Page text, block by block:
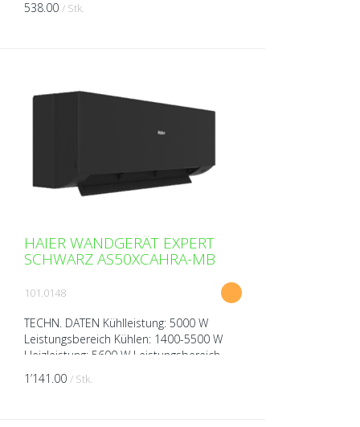
Aussengerät Breite: 805...
538.00 / Stk.
HAIER WANDGERÄT EXPERT
SCHWARZ AS50XCAHRA-MB
101.0148
TECHN. DATEN Kühlleistung: 5000 W
Leistungsbereich Kühlen: 1400-5500 W
Heizleistung: 5600 W Leistungsbereich
Heizen: 1700-6200 W Spannung: 230V
über Aussengerät Breite: 8...
1’141.00 / Stk.